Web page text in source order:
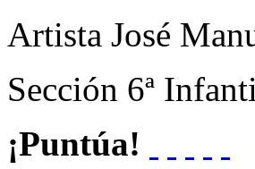
Artista José
Sección 6ª
¡Puntúa!